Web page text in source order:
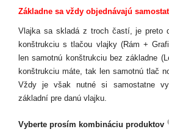
Základne sa vždy objednávajú
Vlajka sa skladá z troch častí, je preto
konštrukciu s tlačou vlajky (Rám +
len samotnú konštrukciu bez základne
konštrukciu máte, tak len samotnú tlač
Vždy je však nutné si samostatne
základní pre danú vlajku.
Vyberte prosím kombináciu produktov